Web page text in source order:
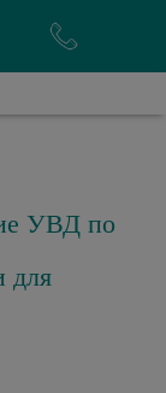
УВД по
для